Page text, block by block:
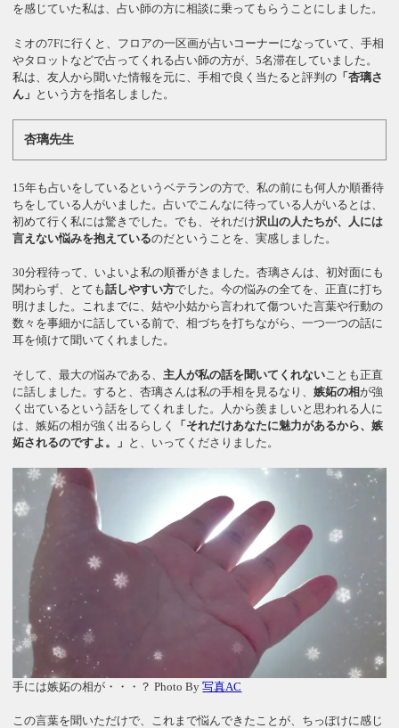
を感じていた私は、占い師の方に相談に乗ってもらうことにしました。
ミオの7Fに行くと、フロアの一区画が占いコーナーになっていて、手相
やタロットなどで占ってくれる占い師の方が、5名滞在していました。
私は、友人から聞いた情報を元に、手相で良く当たると評判の 「杏璃さ
ん」 という方を指名しました。
杏璃先生
15年も占いをしているというベテランの方で、私の前にも何人か順番待
ちをしている人がいました。占いでこんなに待っている人がいるとは、
初めて行く私には驚きでした。でも、それだけ沢山の人たちが、人には
言えない悩みを抱えているのだということを、実感しました。
30分程待って、いよいよ私の順番がきました。杏璃さんは、初対面にも
関わらず、とても話しやすい方でした。今の悩みの全てを、正直に打ち
明けました。これまでに、姑や小姑から言われて傷ついた言葉や行動の
数々を事細かに話している前で、相づちを打ちながら、一つ一つの話に
耳を傾けて聞いてくれました。
そして、最大の悩みである、 主人が私の話を聞いてくれない ことも正直
に話しました。すると、杏璃さんは私の手相を見るなり、嫉妬の相が強
く出ているという話をしてくれました。人から羨ましいと思われる人に
は、嫉妬の相が強く出るらしく
「それだけあなたに魅力があるから、嫉
妬されるのですよ。」 と、いってくださりました。
手には嫉妬の相が・・・？ Photo By写真AC
この言葉を聞いただけで、これまで悩んできたことが、ちっぽけに感じ